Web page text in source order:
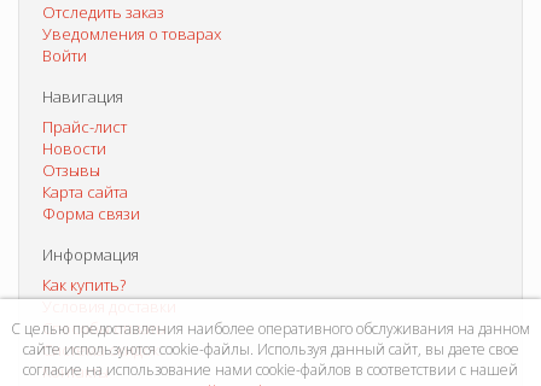
Отследить заказ
Уведомления о товарах
Войти
Навигация
Прайс-лист
Новости
Отзывы
Карта сайта
Форма связи
Информация
Как купить?
Условия доставки
Способы оплаты
Система скидок
Контакты
С целью предоставления наиболее оперативного обслуживания на данном
сайте используются cookie-файлы. Используя данный сайт, вы даете свое
согласие на использование нами cookie-файлов в соответствии с нашей